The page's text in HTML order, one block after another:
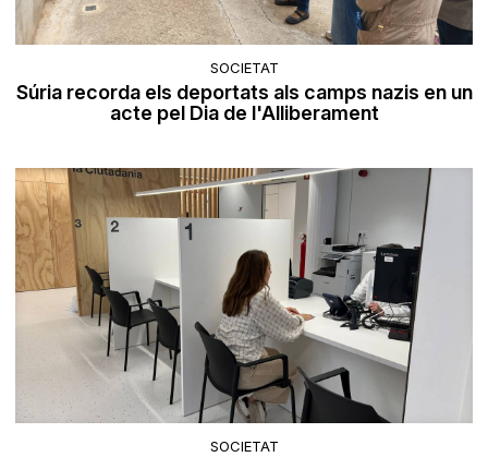
SOCIETAT
Súria recorda els deportats als camps nazis en un
acte pel Dia de l'Alliberament
SOCIETAT